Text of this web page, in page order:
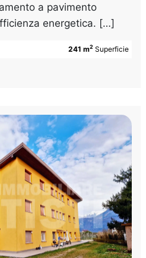
a pavimento
energetica. […]
241 m2 Superficie